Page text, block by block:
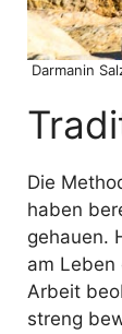
Darmanin
Die
haben
gehauen.
am Leben
Arbeit
streng